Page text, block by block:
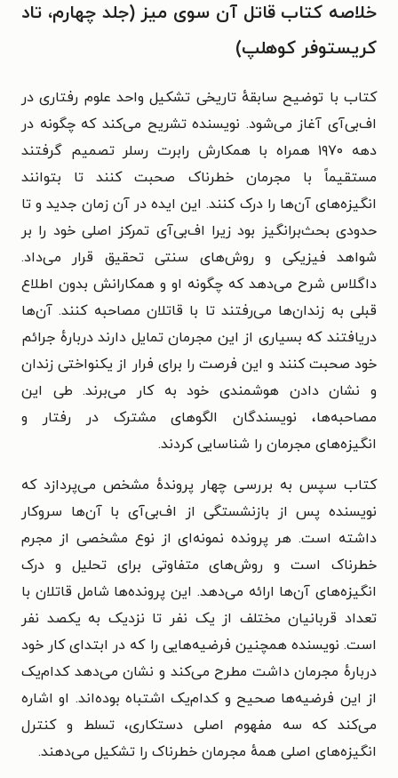
خلاصه کتاب قاتل آن سوی میز (جلد چهارم، تاد
کریستوفر کوهلپ)
کتاب با توضیح سابقهٔ تاریخی تشکیل واحد علوم رفتاری در
اف‌بی‌آی آغاز می‌شود. نویسنده تشریح می‌کند که چگونه در
دهه ۱۹۷۰ همراه با همکارش رابرت رسلر تصمیم گرفتند
مستقیماً با مجرمان خطرناک صحبت کنند تا بتوانند
انگیزه‌های آن‌ها را درک کنند. این ایده در آن زمان جدید و تا
حدودی بحث‌برانگیز بود زیرا اف‌بی‌آی تمرکز اصلی خود را بر
شواهد فیزیکی و روش‌های سنتی تحقیق قرار می‌داد.
داگلاس شرح می‌دهد که چگونه او و همکارانش بدون اطلاع
قبلی به زندان‌ها می‌رفتند تا با قاتلان مصاحبه کنند. آن‌ها
دریافتند که بسیاری از این مجرمان تمایل دارند دربارهٔ جرائم
خود صحبت کنند و این فرصت را برای فرار از یکنواختی زندان
و نشان دادن هوشمندی خود به کار می‌برند. طی این
مصاحبه‌ها، نویسندگان الگوهای مشترک در رفتار و
انگیزه‌های مجرمان را شناسایی کردند.
کتاب سپس به بررسی چهار پروندهٔ مشخص می‌پردازد که
نویسنده پس از بازنشستگی از اف‌بی‌آی با آن‌ها سروکار
داشته است. هر پرونده نمونه‌ای از نوع مشخصی از مجرم
خطرناک است و روش‌های متفاوتی برای تحلیل و درک
انگیزه‌های آن‌ها ارائه می‌دهد. این پرونده‌ها شامل قاتلان با
تعداد قربانیان مختلف از یک نفر تا نزدیک به یکصد نفر
است. نویسنده همچنین فرضیه‌هایی را که در ابتدای کار خود
دربارهٔ مجرمان داشت مطرح می‌کند و نشان می‌دهد کدام‌یک
از این فرضیه‌ها صحیح و کدام‌یک اشتباه بوده‌اند. او اشاره
می‌کند که سه مفهوم اصلی دستکاری، تسلط و کنترل
انگیزه‌های اصلی همهٔ مجرمان خطرناک را تشکیل می‌دهند.